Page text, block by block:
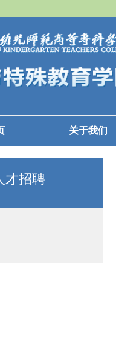
关于我们
才招聘